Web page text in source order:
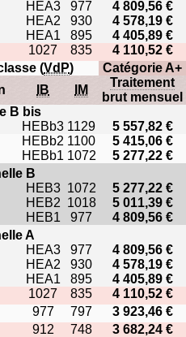
HEA3 977
4 809,56 €
HEA2 930
4 578,19 €
HEA1 895
4 405,89 €
1027 835
4 110,52 €
(VdP)
Catégorie A+
IB IM
Traitement
brut mensuel
B bis
HEBb3 1129
5 557,82 €
HEBb2 1100
5 415,06 €
HEBb1 1072
5 277,22 €
B
HEB3 1072
5 277,22 €
HEB2 1018
5 011,39 €
HEB1 977
4 809,56 €
A
HEA3 977
4 809,56 €
HEA2 930
4 578,19 €
HEA1 895
4 405,89 €
1027 835
4 110,52 €
977 797
3 923,46 €
912 748
3 682,24 €